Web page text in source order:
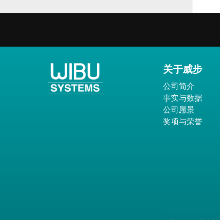
关于威步
公司简介
事实与数据
公司愿景
奖项与荣誉